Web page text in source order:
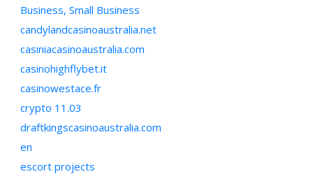
Business, Small Business
candylandcasinoaustralia.net
casiniacasinoaustralia.com
casinohighflybet.it
casinowestace.fr
crypto 11.03
draftkingscasinoaustralia.com
en
escort projects